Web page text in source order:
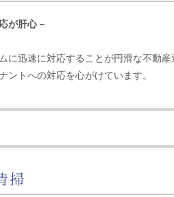
が肝心－
に迅速に対応することが円滑な不動
ントへの対応を心がけています。
掃